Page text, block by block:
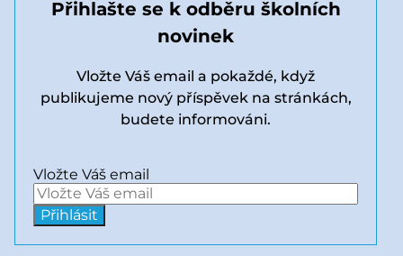
Přihlašte se k odběru školních
novinek
Vložte Váš email a pokaždé, když
publikujeme nový příspěvek na stránkách,
budete informováni.
Vložte Váš email